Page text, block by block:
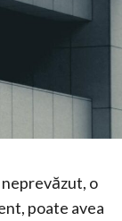
o
poate avea